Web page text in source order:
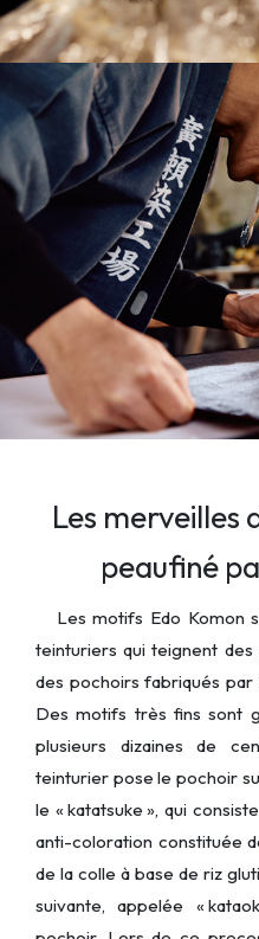
Les merveilles
peaufiné
Les motifs Edo Komon
teinturiers qui teignent
des pochoirs fabriqués
Des motifs très fins sont
plusieurs dizaines de
teinturier pose le pochoir
le « katatsuke », qui
anti-coloration constituée
de la colle à base de riz
suivante, appelée «